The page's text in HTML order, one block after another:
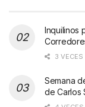
Inquilinos
3 VECES
Semana
de Carlos